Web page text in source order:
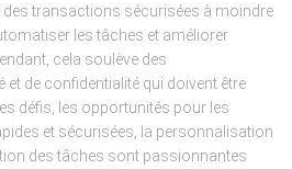
transactions sécurisées à moindre
les tâches et améliorer
cela soulève des
de confidentialité qui doivent être
défis, les opportunités pour les
et sécurisées, la personnalisation
des tâches sont passionnantes